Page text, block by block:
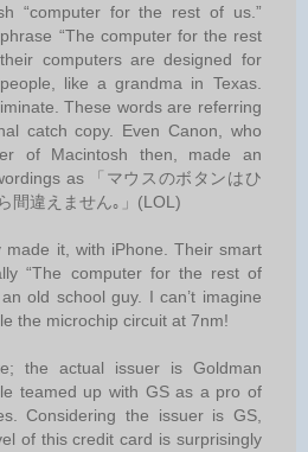
“computer for the rest of us.”
“The computer for the rest
computers are designed for
like a grandma in Texas.
These words are referring
catch copy. Even Canon, who
of Macintosh then, made an
as 「マウスのボタンはひ
間違えません｡」(LOL)
made it, with iPhone. Their smart
“The computer for the rest of
old school guy. I can’t imagine
the microchip circuit at 7nm!
the actual issuer is Goldman
teamed up with GS as a pro of
Considering the issuer is GS,
of this credit card is surprisingly